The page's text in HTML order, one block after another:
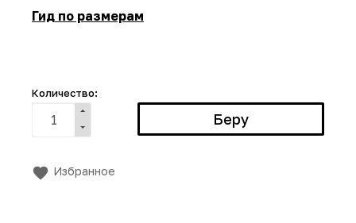
Гид по размерам
Количество:
Избранное